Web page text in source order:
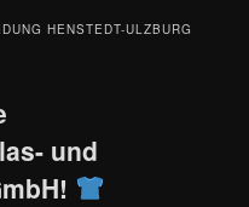
HENSTEDT-ULZBURG
und